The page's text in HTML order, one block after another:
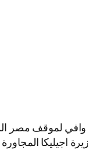
وافي لموقف مصر
اجيليكا المجاورة